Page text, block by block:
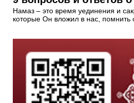
Намаз – это время уединения и
которые Он вложил в нас, помнить